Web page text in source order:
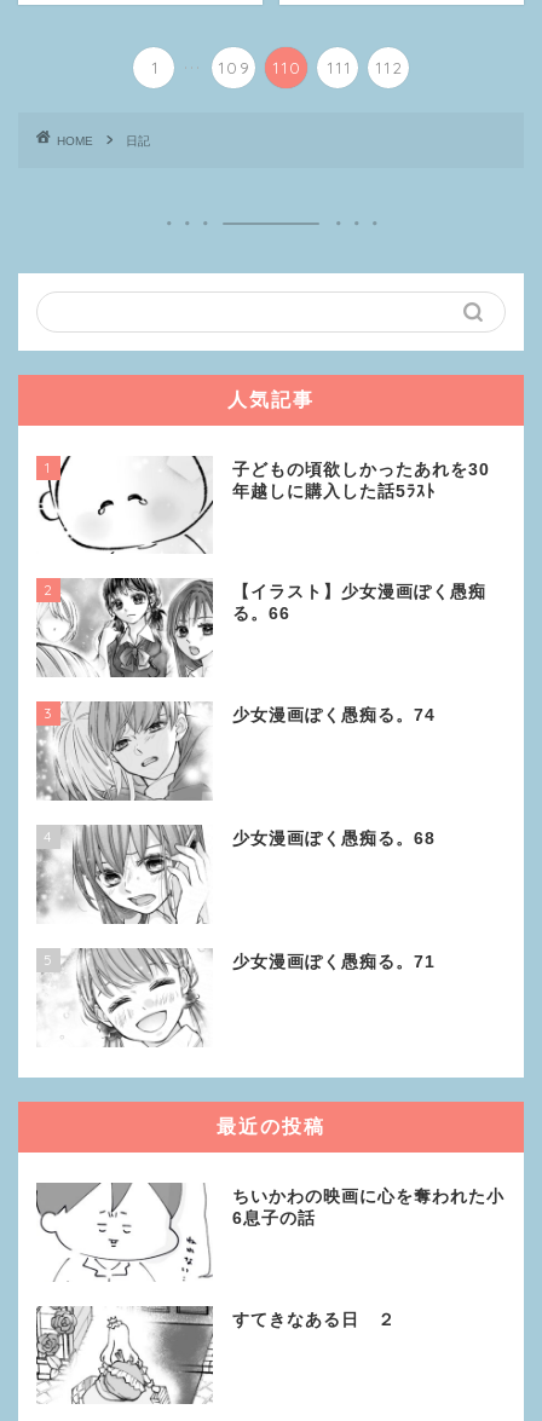
1 ... 109 110 111 112
HOME 日記
人気記事
1
子どもの頃欲しかったあれを30
年越しに購入した話5ﾗｽﾄ
2
【イラスト】少女漫画ぽく愚痴
る。66
3 少女漫画ぽく愚痴る。74
4 少女漫画ぽく愚痴る。68
5 少女漫画ぽく愚痴る。71
最近の投稿
ちいかわの映画に心を奪われた小
6息子の話
すてきなある日 ２